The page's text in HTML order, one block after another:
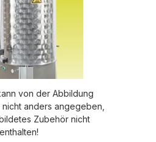
von der Abbildung
anders angegeben,
Zubehör nicht
enthalten!